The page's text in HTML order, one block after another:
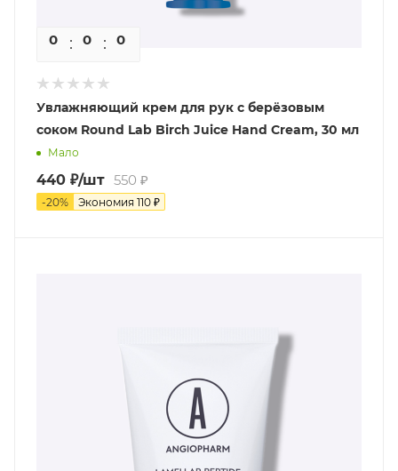
0 0 0
Увлажняющий крем для рук с берёзовым
соком Round Lab Birch Juice Hand Cream, 30 мл
Мало
440 ₽/шт 550 ₽
-20% Экономия 110 ₽